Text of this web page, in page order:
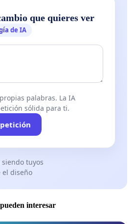
y Seguridad Social debe
los centros educativos para
las leyes y convenios.
No Regladas
como la conversión automática
tras irregularidades.
sin excusas! Las leyes
las respeta, son solo palabras
que quieres ver
de IA
palabras. La IA
sólida para ti.
tuyos
el diseño
interesar